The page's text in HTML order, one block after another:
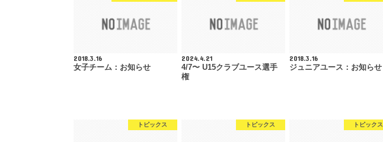
2018.3.16
女子チーム：お知らせ
2024.4.21
4/7〜 U15クラブユース選手
権
2018.3.16
ジュニアユース：お知らせ
トピックス トピックス トピックス